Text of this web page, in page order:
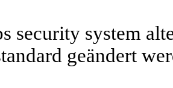
security system
geändert